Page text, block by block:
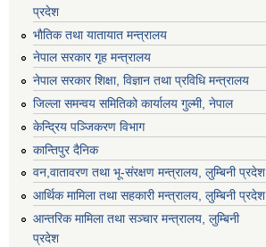
प्रदेश
भाैतिक तथा यातायात मन्त्रालय
नेपाल सरकार गृह मन्त्रालय
नेपाल सरकार शिक्षा, विज्ञान तथा प्रविधि मन्त्रालय
जिल्ला समन्वय समितिको कार्यालय गुल्मी, नेपाल
केन्द्रिय पञ्जिकरण विभाग
कान्तिपुर दैनिक
वन,वातावरण तथा भू-संरक्षण मन्त्रालय, लुम्बिनी प्रदेश
आर्थिक मामिला तथा सहकारी मन्त्रालय, लुम्बिनी प्रदेश
आन्तरिक मामिला तथा सञ्चार मन्त्रालय, लुम्बिनी
प्रदेश